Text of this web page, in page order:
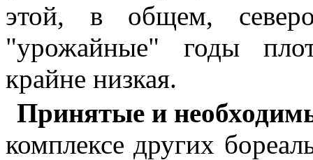
этой, в общем,
"урожайные" годы
крайне низкая.
Принятые и
комплексе других